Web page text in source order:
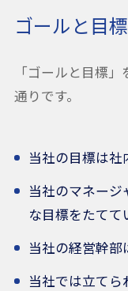
ゴールと目標
「ゴールと目標
通りです。
当社の目標は社
当社のマネー
な目標をたてて
当社の経営幹部
当社では立て